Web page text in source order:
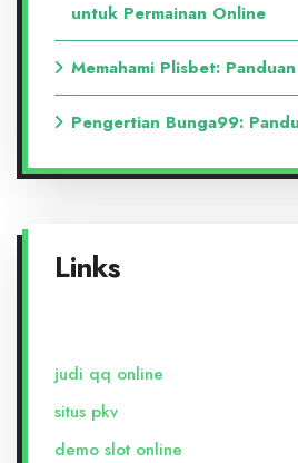
untuk Permainan Online
Memahami Plisbet:
Pengertian Bunga99:
Links
judi qq online
situs pkv
demo slot online